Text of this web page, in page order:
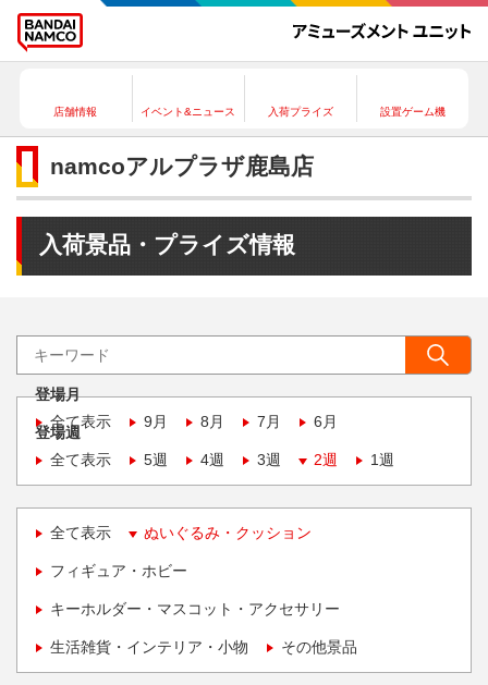
店舗情報 イベント&ニュース 入荷プライズ 設置ゲーム機
namcoアルプラザ鹿島店
入荷景品・プライズ情報
登場月
全て表示
9月 8月 7月 6月
登場週
全て表示
5週 4週 3週 2週 1週
全て表示 ぬいぐるみ・クッション
フィギュア・ホビー
キーホルダー・マスコット・アクセサリー
生活雑貨・インテリア・小物 その他景品